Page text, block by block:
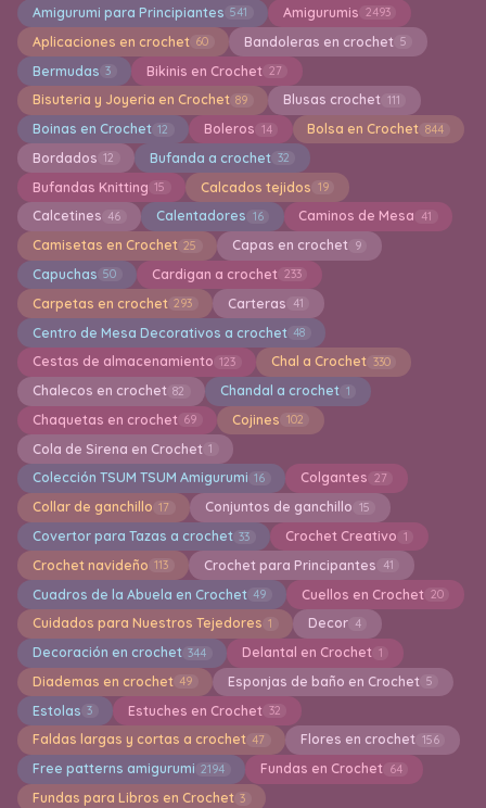
Amigurumi para Principiantes 541 Amigurumis 2493
Aplicaciones en crochet 60 Bandoleras en crochet 5
Bermudas 3 Bikinis en Crochet 27
Bisuteria y Joyeria en Crochet 89 Blusas crochet 111
Boinas en Crochet 12 Boleros 14 Bolsa en Crochet 844
Bordados 12 Bufanda a crochet 32
Bufandas Knitting 15 Calcados tejidos 19
Calcetines 46 Calentadores 16 Caminos de Mesa 41
Camisetas en Crochet 25 Capas en crochet 9
Capuchas 50 Cardigan a crochet 233
Carpetas en crochet 293 Carteras 41
Centro de Mesa Decorativos a crochet 48
Cestas de almacenamiento 123 Chal a Crochet 330
Chalecos en crochet 82 Chandal a crochet 1
Chaquetas en crochet 69 Cojines 102
Cola de Sirena en Crochet 1
Colección TSUM TSUM Amigurumi 16 Colgantes 27
Collar de ganchillo 17 Conjuntos de ganchillo 15
Covertor para Tazas a crochet 33 Crochet Creativo 1
Crochet navideño 113 Crochet para Principantes 41
Cuadros de la Abuela en Crochet 49 Cuellos en Crochet 20
Cuidados para Nuestros Tejedores 1 Decor 4
Decoración en crochet 344 Delantal en Crochet 1
Diademas en crochet 49 Esponjas de baño en Crochet 5
Estolas 3 Estuches en Crochet 32
Faldas largas y cortas a crochet 47 Flores en crochet 156
Free patterns amigurumi 2194 Fundas en Crochet 64
Fundas para Libros en Crochet 3